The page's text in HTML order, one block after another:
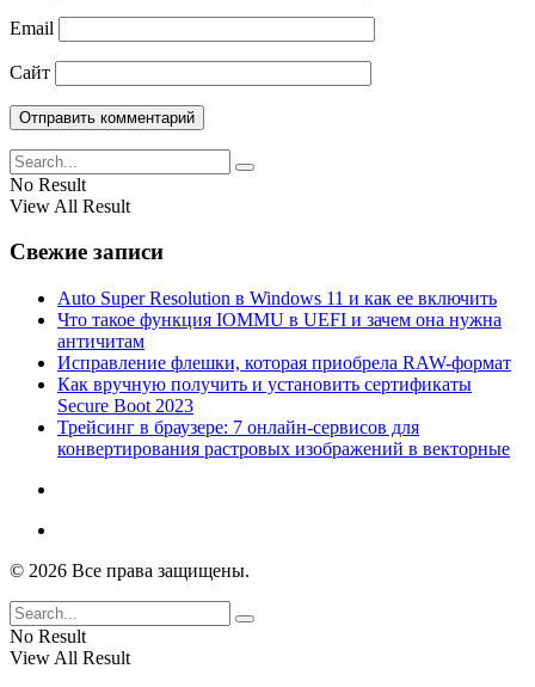
Email
Сайт
No Result
View All Result
Свежие записи
Auto Super Resolution в Windows 11 и как ее включить
Что такое функция IOMMU в UEFI и зачем она нужна
античитам
Исправление флешки, которая приобрела RAW-формат
Как вручную получить и установить сертификаты
Secure Boot 2023
Трейсинг в браузере: 7 онлайн-сервисов для
конвертирования растровых изображений в векторные
© 2026 Все права защищены.
No Result
View All Result